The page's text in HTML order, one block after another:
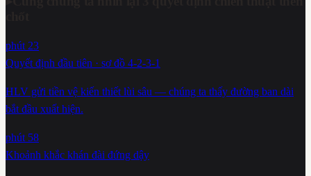
phút 23
Quyết định đầu tiên · sơ đồ 4-2-3-1
HLV gửi tiền vệ kiến thiết lùi sâu — chúng ta thấy đường ban dài
bắt đầu xuất hiện.
phút 58
Khoảnh khắc khán đài đứng dậy